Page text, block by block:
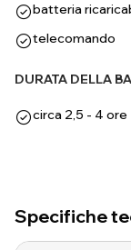
batteria
telecomando
DURATA DELLA
circa 2,5 - 4 ore
(a seconda del
Specifiche